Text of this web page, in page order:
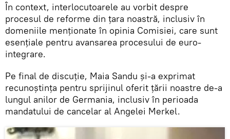
În context, interlocutoarele au vorbit despre
procesul de reforme din țara noastră, inclusiv în
domeniile menționate în opinia Comisiei, care sunt
esențiale pentru avansarea procesului de euro-
integrare.
Pe final de discuție, Maia Sandu și-a exprimat
recunoștința pentru sprijinul oferit țării noastre de-a
lungul anilor de Germania, inclusiv în perioada
mandatului de cancelar al Angelei Merkel.